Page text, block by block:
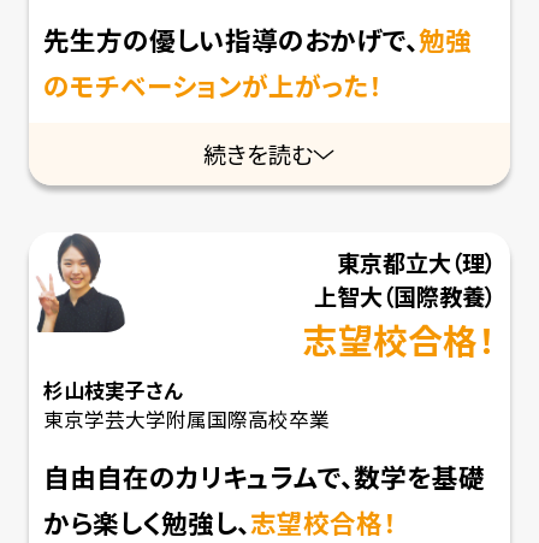
先生方の優しい指導のおかげで、勉強
のモチベーションが上がった！
続きを読む
東京都立大（理）
上智大（国際教養）
志望校合格！
杉山枝実子さん
東京学芸大学附属国際高校卒業
自由自在のカリキュラムで、数学を基礎
から楽しく勉強し、志望校合格！